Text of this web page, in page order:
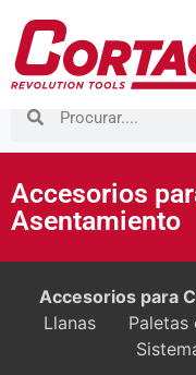
Accesorios
Asentamiento
Accesorios para
Llanas
Paletas